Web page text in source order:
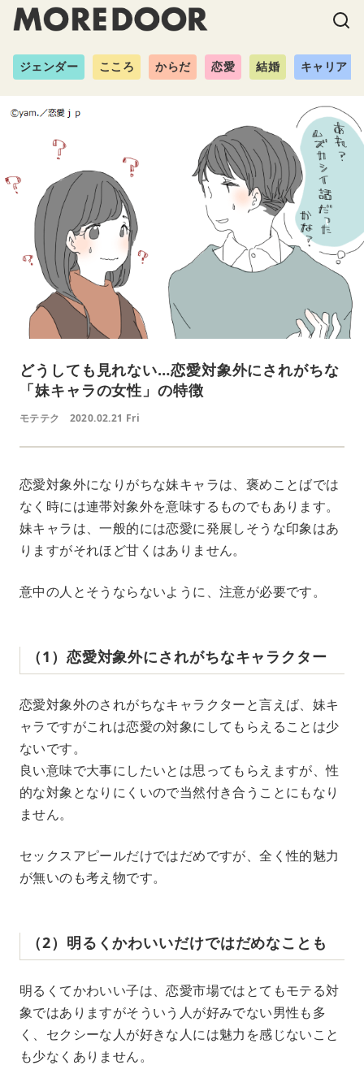
ジェンダー こころ からだ 恋愛 結婚 キャリア
どうしても見れない…恋愛対象外にされがちな
「妹キャラの女性」の特徴
モテテク 2020.02.21 Fri
恋愛対象外になりがちな妹キャラは、褒めことばでは
なく時には連帯対象外を意味するものでもあります。
妹キャラは、一般的には恋愛に発展しそうな印象はあ
りますがそれほど甘くはありません。
意中の人とそうならないように、注意が必要です。
（1）恋愛対象外にされがちなキャラクター
恋愛対象外のされがちなキャラクターと言えば、妹キ
ャラですがこれは恋愛の対象にしてもらえることは少
ないです。
良い意味で大事にしたいとは思ってもらえますが、性
的な対象となりにくいので当然付き合うことにもなり
ません。
セックスアピールだけではだめですが、全く性的魅力
が無いのも考え物です。
（2）明るくかわいいだけではだめなことも
明るくてかわいい子は、恋愛市場ではとてもモテる対
象ではありますがそういう人が好みでない男性も多
く、セクシーな人が好きな人には魅力を感じないこと
も少なくありません。